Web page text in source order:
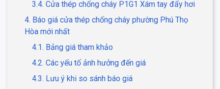
3.4. Cửa thép chống cháy P1G1 Xám tay đẩy hơi
4. Báo giá cửa thép chống cháy phường Phú Thọ
Hòa mới nhất
4.1. Bảng giá tham khảo
4.2. Các yếu tố ảnh hưởng đến giá
4.3. Lưu ý khi so sánh báo giá